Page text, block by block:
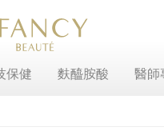
保健 麩醯胺酸 醫師